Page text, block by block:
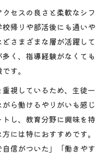
セスの良さと柔軟なシフ
帰りや部活後にも通いや
さまざまな層が活躍して
く、指導経験がなくても
す。
視しているため、生徒一
ら働けるやりがいも感じ
し、教育分野に興味を持
には特におすすめです。
信がついた」「働きやす